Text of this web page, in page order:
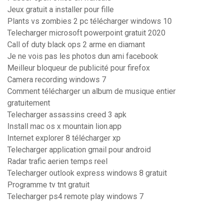
Jeux gratuit a installer pour fille
Plants vs zombies 2 pc télécharger windows 10
Telecharger microsoft powerpoint gratuit 2020
Call of duty black ops 2 arme en diamant
Je ne vois pas les photos dun ami facebook
Meilleur bloqueur de publicité pour firefox
Camera recording windows 7
Comment télécharger un album de musique entier
gratuitement
Telecharger assassins creed 3 apk
Install mac os x mountain lion.app
Internet explorer 8 télécharger xp
Telecharger application gmail pour android
Radar trafic aerien temps reel
Telecharger outlook express windows 8 gratuit
Programme tv tnt gratuit
Telecharger ps4 remote play windows 7